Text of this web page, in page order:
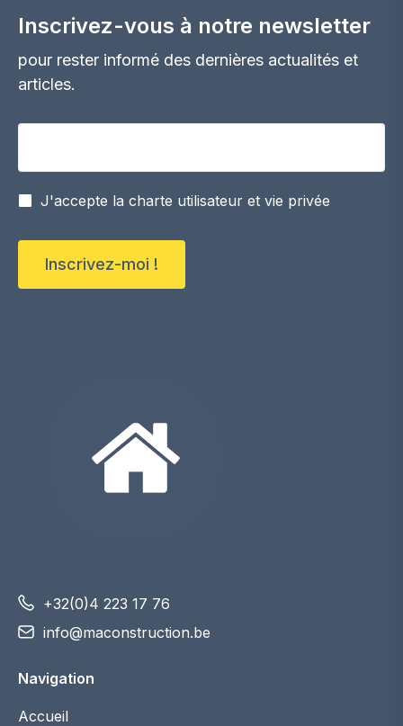
Inscrivez-vous à notre newsletter
pour rester informé des dernières actualités et
articles.
J'accepte la charte utilisateur et vie privée
Inscrivez-moi !
+32(0)4 223 17 76
info@maconstruction.be
Navigation
Accueil